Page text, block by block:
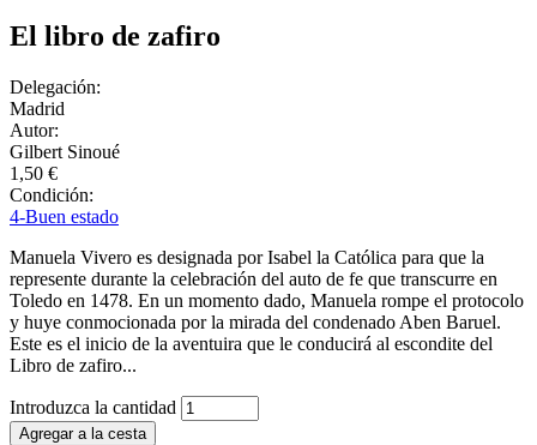
El libro de zafiro
Delegación:
Madrid
Autor:
Gilbert Sinoué
1,50 €
Condición:
4-Buen estado
Manuela Vivero es designada por Isabel la Católica para que la
represente durante la celebración del auto de fe que transcurre en
Toledo en 1478. En un momento dado, Manuela rompe el protocolo
y huye conmocionada por la mirada del condenado Aben Baruel.
Este es el inicio de la aventuira que le conducirá al escondite del
Libro de zafiro...
Introduzca la cantidad